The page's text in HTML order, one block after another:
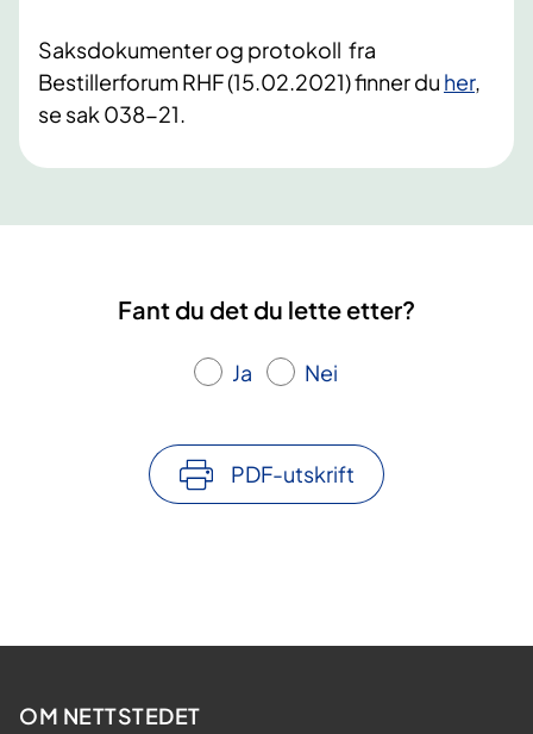
Saksdokumenter og protokoll fra
Bestillerforum RHF (15.02.2021) finner du her,
se sak 038-21.
Fant du det du lette etter?
Ja Nei
PDF-utskrift
OM NETTSTEDET